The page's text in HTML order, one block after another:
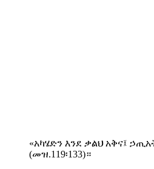
«አካሄድን እንደ ቃልህ አቅና፤
(መዝ.119፡133)።